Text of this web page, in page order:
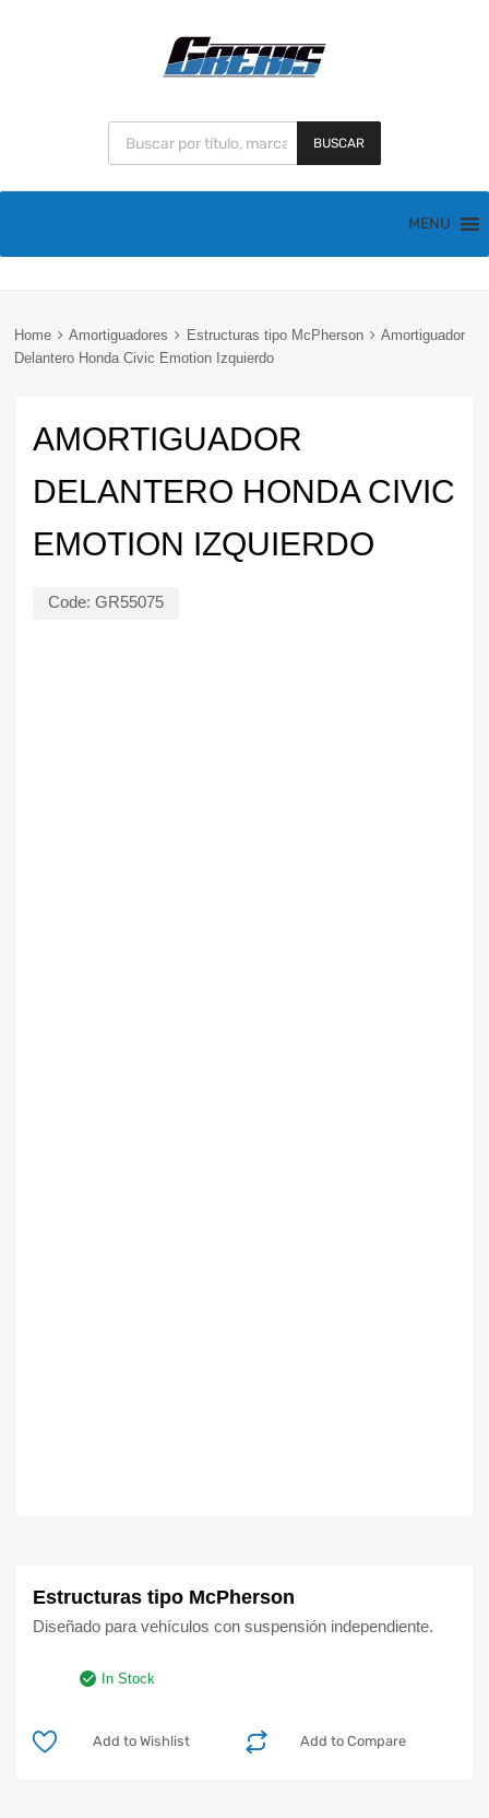
BUSCAR
MENU
Home Amortiguadores Estructuras tipo McPherson
Amortiguador
Delantero Honda Civic Emotion Izquierdo
AMORTIGUADOR
DELANTERO HONDA CIVIC
EMOTION IZQUIERDO
Code: GR55075
Estructuras tipo McPherson
Diseñado para vehículos con suspensión independiente.
In Stock
Add to Compare
Add to Wishlist